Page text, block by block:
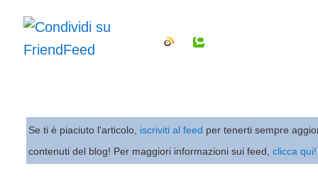
Se ti è piaciuto l'articolo, iscriviti al feed per tenerti sempre
contenuti del blog! Per maggiori informazioni sui feed, clicca qui!